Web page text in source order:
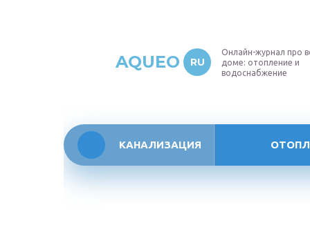
AQUEO RU
Онлайн-журнал про
доме: отопление и
водоснабжение
КАНАЛИЗАЦИЯ